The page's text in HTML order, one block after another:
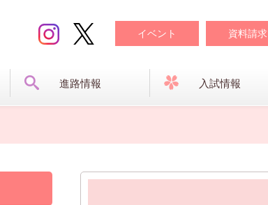
イベント 資料請求
進路情報 入試情報